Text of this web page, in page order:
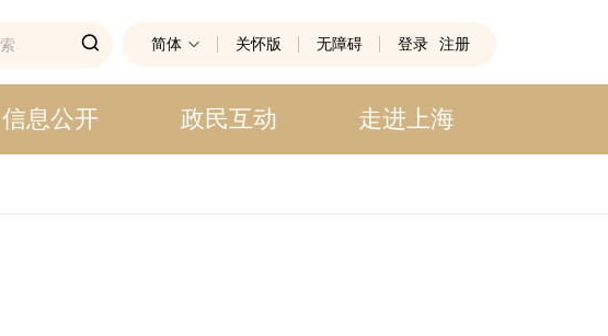
简体 关怀版 无障碍 登录 注册
信息公开 政民互动 走进上海